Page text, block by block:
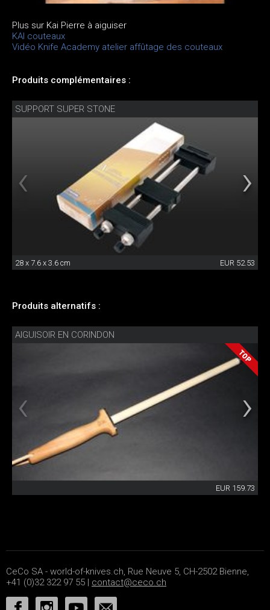
Plus sur Kai Pierre à aiguiser
KAI couteaux
Vidéo Knife Academy atelier affûtage des couteaux
Produits complémentaires :
SUPPORT SUPER STONE
28 x 7.6 x 3.6 cm EUR 52.53
Produits alternatifs :
AIGUISOIR EN CORINDON
EUR 159.73
CeCo SA - world-of-knives.ch, Rue Neuve 5, CH-2502 Bienne,
+41 (0)32 322 97 55 | contact@ceco.ch